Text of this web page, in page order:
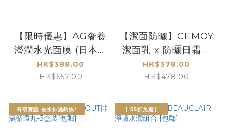
【限時優惠】AG奢養
瀅潤水光面膜 (日本鉑
金版) [包郵] *數量有
限*
HK$388.00
HK$657.00
【潔面防曬】CEMOY
潔面乳 x 防曬日霜套
裝
HK$378.00
HK$478.00
科研實證 去水排濕夠快! 【 55折免運】